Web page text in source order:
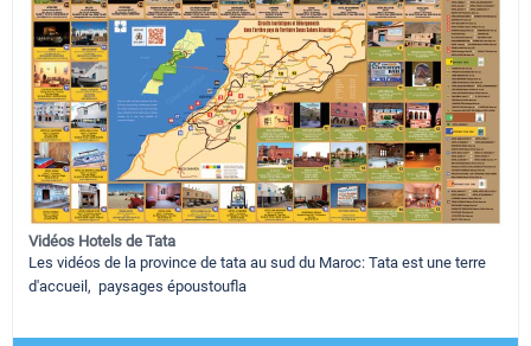
Vidéos Hotels de Tata
Les vidéos de la province de tata au sud du Maroc: Tata est une terre
d'accueil, paysages époustoufla